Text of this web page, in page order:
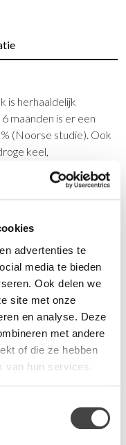
advertenties te
media te bieden
Ook delen we
site met onze
en analyse. Deze
met andere
of die ze hebben
van hun services.
is herhaaldelijk
maanden is er een
(Noorse studie). Ook
keel,
opmerkelijk
werkplek. Verticale
saaie muren in